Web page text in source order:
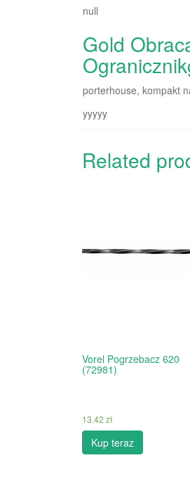
null
Gold
porterhouse, kompakt
yyyyy
Related
Vorel Pogrzebacz 620
(72981)
13.42 zł
Kup teraz